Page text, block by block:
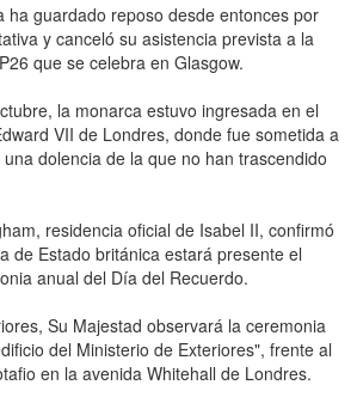
ha guardado reposo desde entonces por
y canceló su asistencia prevista a la
que se celebra en Glasgow.
la monarca estuvo ingresada en el
VII de Londres, donde fue sometida a
dolencia de la que no han trascendido
residencia oficial de Isabel II, confirmó
de Estado británica estará presente el
anual del Día del Recuerdo.
Su Majestad observará la ceremonia
del Ministerio de Exteriores", frente al
en la avenida Whitehall de Londres.